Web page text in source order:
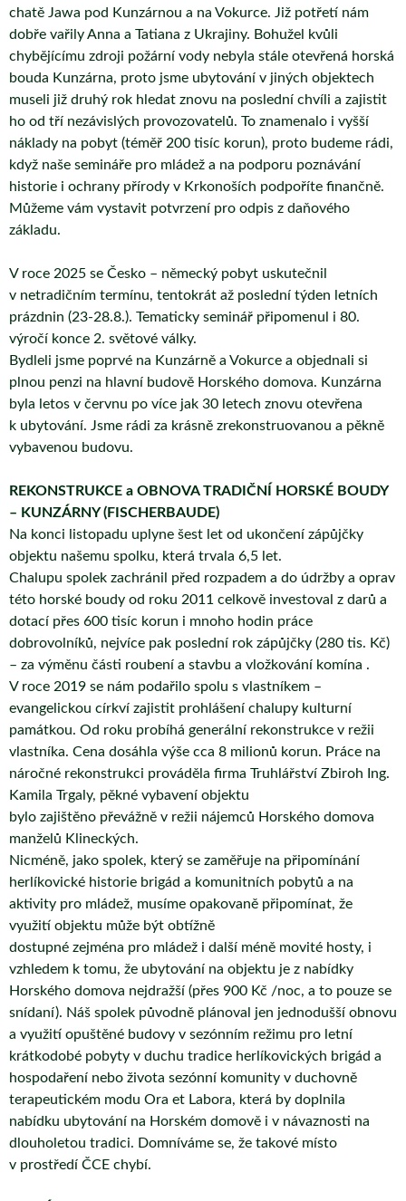
chatě Jawa pod Kunzárnou a na Vokurce. Již potřetí nám
dobře vařily Anna a Tatiana z Ukrajiny. Bohužel kvůli
chybějícímu zdroji požární vody nebyla stále otevřená horská
bouda Kunzárna, proto jsme ubytování v jiných objektech
museli již druhý rok hledat znovu na poslední chvíli a zajistit
ho od tří nezávislých provozovatelů. To znamenalo i vyšší
náklady na pobyt (téměř 200 tisíc korun), proto budeme rádi,
když naše semináře pro mládež a na podporu poznávání
historie i ochrany přírody v Krkonoších podpoříte finančně.
Můžeme vám vystavit potvrzení pro odpis z daňového
základu.
V roce 2025 se Česko – německý pobyt uskutečnil
v netradičním termínu, tentokrát až poslední týden letních
prázdnin (23-28.8.). Tematicky seminář připomenul i 80.
výročí konce 2. světové války.
Bydleli jsme poprvé na Kunzárně a Vokurce a objednali si
plnou penzi na hlavní budově Horského domova. Kunzárna
byla letos v červnu po více jak 30 letech znovu otevřena
k ubytování. Jsme rádi za krásně zrekonstruovanou a pěkně
vybavenou budovu.
REKONSTRUKCE a OBNOVA TRADIČNÍ HORSKÉ BOUDY
– KUNZÁRNY (FISCHERBAUDE)
Na konci listopadu uplyne šest let od ukončení zápůjčky
objektu našemu spolku, která trvala 6,5 let.
Chalupu spolek zachránil před rozpadem a do údržby a oprav
této horské boudy od roku 2011 celkově investoval z darů a
dotací přes 600 tisíc korun i mnoho hodin práce
dobrovolníků, nejvíce pak poslední rok zápůjčky (280 tis. Kč)
– za výměnu části roubení a stavbu a vložkování komína .
V roce 2019 se nám podařilo spolu s vlastníkem –
evangelickou církví zajistit prohlášení chalupy kulturní
památkou. Od roku probíhá generální rekonstrukce v režii
vlastníka. Cena dosáhla výše cca 8 milionů korun. Práce na
náročné rekonstrukci prováděla firma Truhlářství Zbiroh Ing.
Kamila Trgaly, pěkné vybavení objektu
bylo zajištěno převážně v režii nájemců Horského domova
manželů Klineckých.
Nicméně, jako spolek, který se zaměřuje na připomínání
herlíkovické historie brigád a komunitních pobytů a na
aktivity pro mládež, musíme opakovaně připomínat, že
využití objektu může být obtížně
dostupné zejména pro mládež i další méně movité hosty, i
vzhledem k tomu, že ubytování na objektu je z nabídky
Horského domova nejdražší (přes 900 Kč /noc, a to pouze se
snídaní). Náš spolek původně plánoval jen jednodušší obnovu
a využití opuštěné budovy v sezónním režimu pro letní
krátkodobé pobyty v duchu tradice herlíkovických brigád a
hospodaření nebo života sezónní komunity v duchovně
terapeutickém modu Ora et Labora, která by doplnila
nabídku ubytování na Horském domově i v návaznosti na
dlouholetou tradici. Domníváme se, že takové místo
v prostředí ČCE chybí.